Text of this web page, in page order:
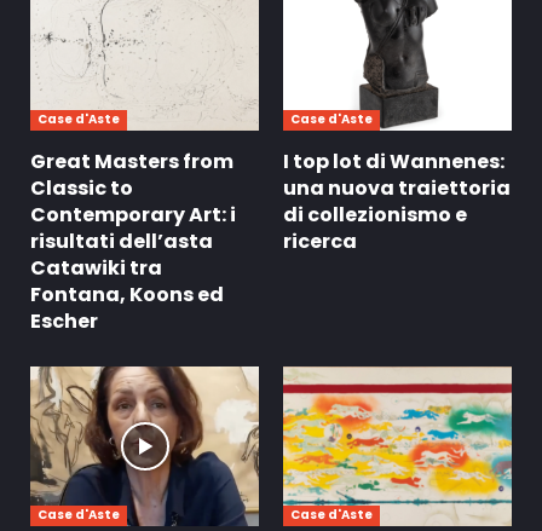
Case d'Aste
Great Masters from
Classic to
Contemporary Art: i
risultati dell’asta
Catawiki tra
Fontana, Koons ed
Escher
Case d'Aste
I top lot di Wannenes:
una nuova traiettoria
di collezionismo e
ricerca
Case d'Aste Case d'Aste